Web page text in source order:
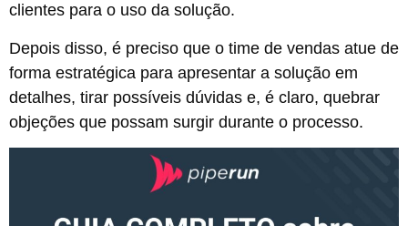
clientes para o uso da solução.
Depois disso, é preciso que o time de vendas atue de
forma estratégica para apresentar a solução em
detalhes, tirar possíveis dúvidas e, é claro, quebrar
objeções que possam surgir durante o processo.